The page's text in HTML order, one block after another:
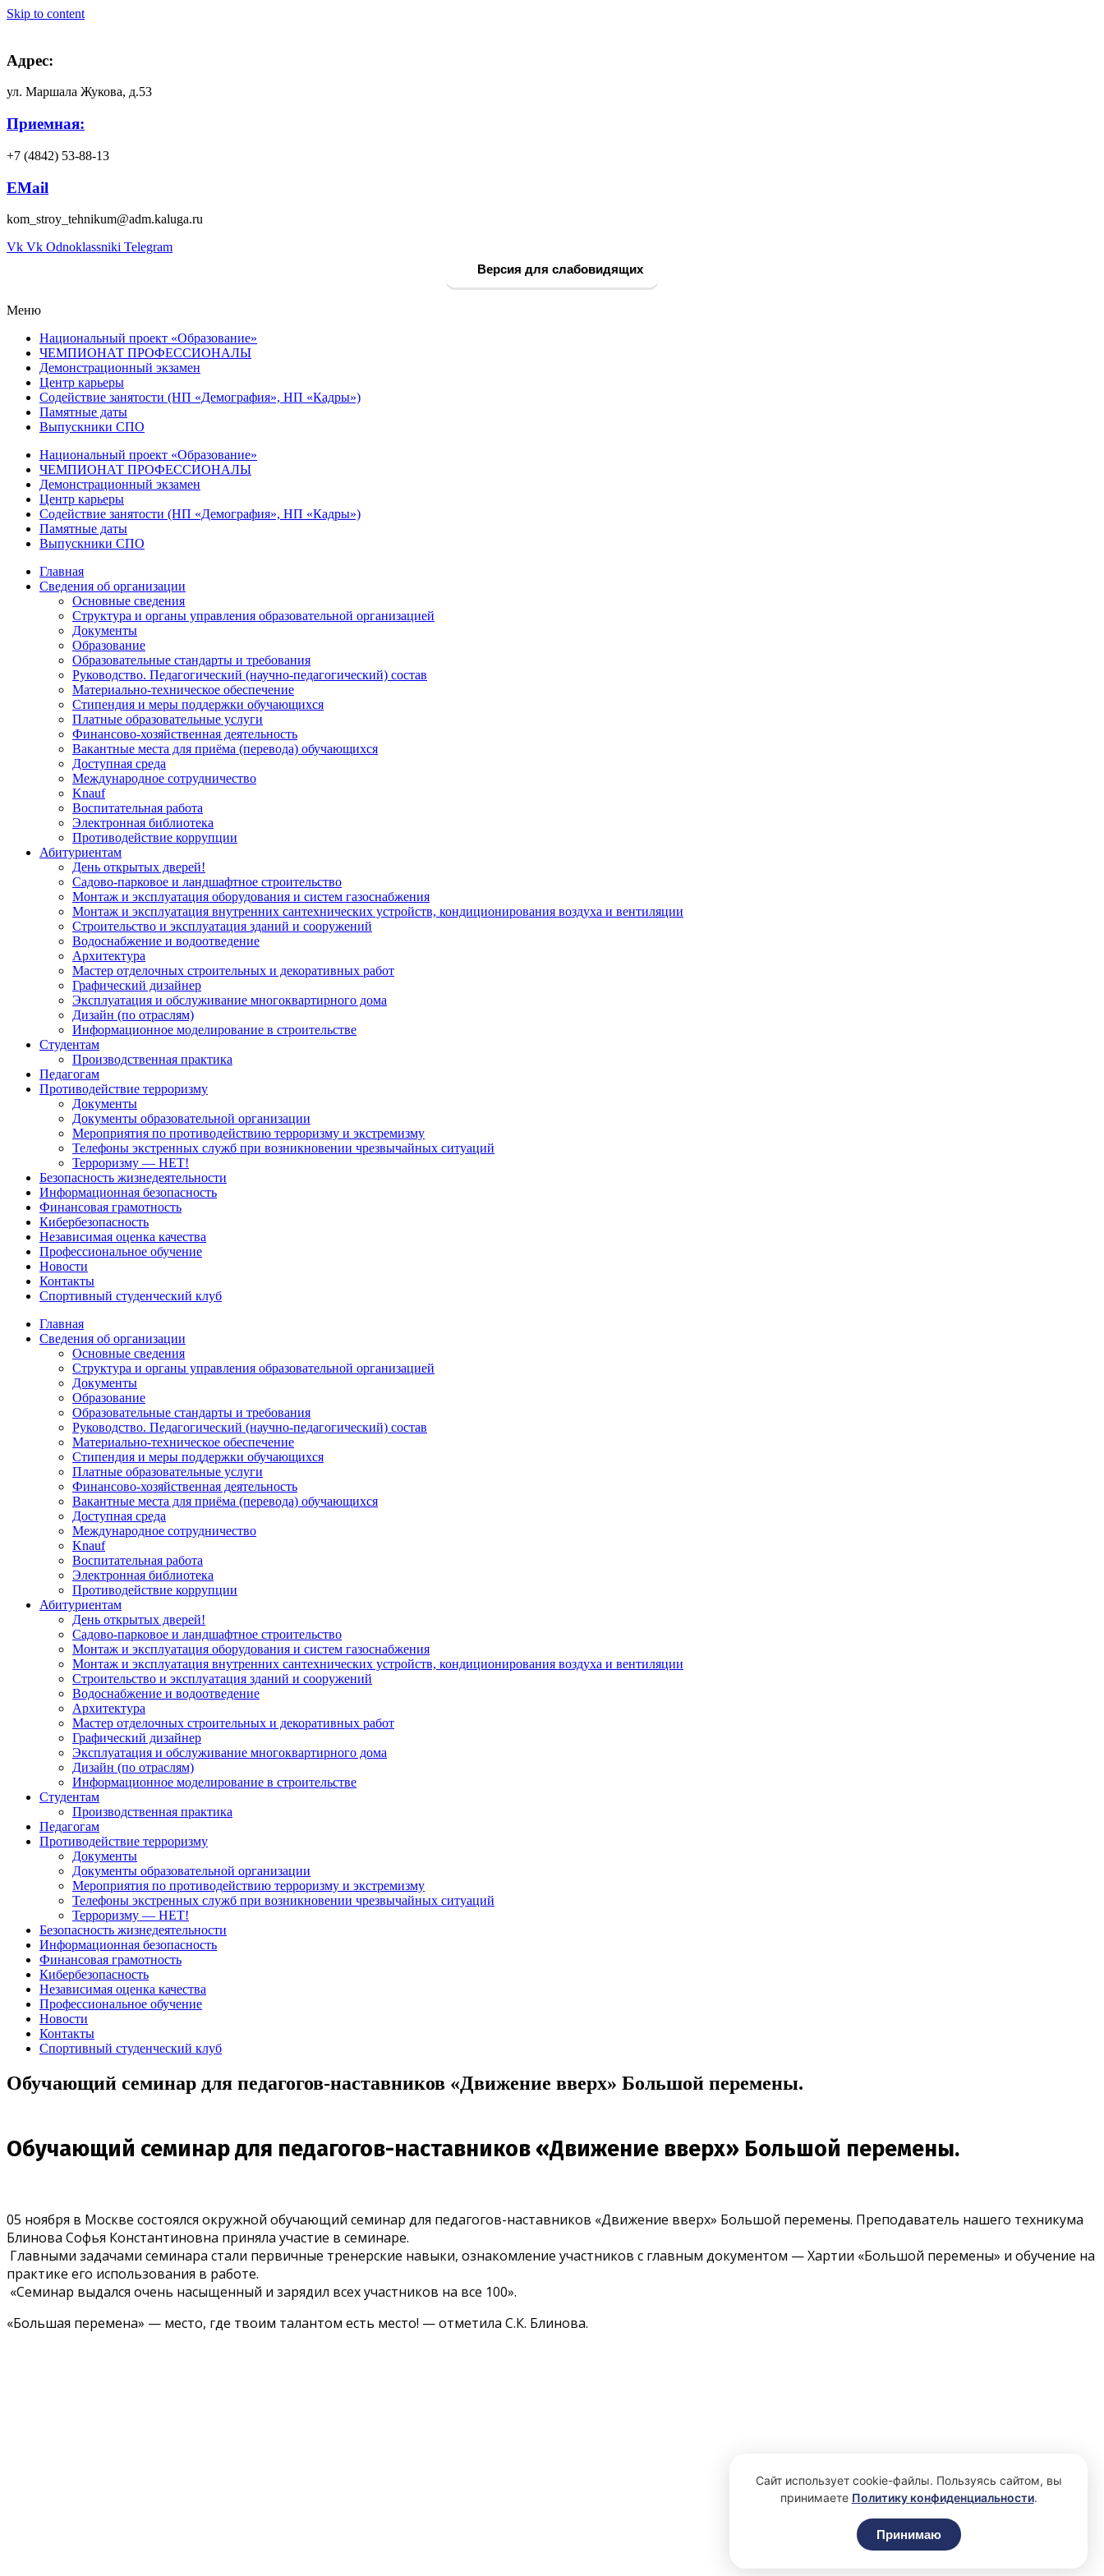
Skip to content
Адрес:
ул. Маршала Жукова, д.53
Приемная:
+7 (4842) 53-88-13
EMail
kom_stroy_tehnikum@adm.kaluga.ru
Vk Vk Odnoklassniki Telegram
Версия для слабовидящих
Меню
Национальный проект «Образование»
ЧЕМПИОНАТ ПРОФЕССИОНАЛЫ
Демонстрационный экзамен
Центр карьеры
Содействие занятости (НП «Демография», НП «Кадры»)
Памятные даты
Выпускники СПО
Национальный проект «Образование»
ЧЕМПИОНАТ ПРОФЕССИОНАЛЫ
Демонстрационный экзамен
Центр карьеры
Содействие занятости (НП «Демография», НП «Кадры»)
Памятные даты
Выпускники СПО
Главная
Сведения об организации
Основные сведения
Структура и органы управления образовательной организацией
Документы
Образование
Образовательные стандарты и требования
Руководство. Педагогический (научно-педагогический) состав
Материально-техническое обеспечение
Стипендия и меры поддержки обучающихся
Платные образовательные услуги
Финансово-хозяйственная деятельность
Вакантные места для приёма (перевода) обучающихся
Доступная среда
Международное сотрудничество
Knauf
Воспитательная работа
Электронная библиотека
Противодействие коррупции
Абитуриентам
День открытых дверей!
Садово-парковое и ландшафтное строительство
Монтаж и эксплуатация оборудования и систем газоснабжения
Монтаж и эксплуатация внутренних сантехнических устройств, кондиционирования воздуха и вентиляции
Строительство и эксплуатация зданий и сооружений
Водоснабжение и водоотведение
Архитектура
Мастер отделочных строительных и декоративных работ
Графический дизайнер
Эксплуатация и обслуживание многоквартирного дома
Дизайн (по отраслям)
Информационное моделирование в строительстве
Студентам
Производственная практика
Педагогам
Противодействие терроризму
Документы
Документы образовательной организации
Мероприятия по противодействию терроризму и экстремизму
Телефоны экстренных служб при возникновении чрезвычайных ситуаций
Терроризму — НЕТ!
Безопасность жизнедеятельности
Информационная безопасность
Финансовая грамотность
Кибербезопасность
Независимая оценка качества
Профессиональное обучение
Новости
Контакты
Спортивный студенческий клуб
Главная
Сведения об организации
Основные сведения
Структура и органы управления образовательной организацией
Документы
Образование
Образовательные стандарты и требования
Руководство. Педагогический (научно-педагогический) состав
Материально-техническое обеспечение
Стипендия и меры поддержки обучающихся
Платные образовательные услуги
Финансово-хозяйственная деятельность
Вакантные места для приёма (перевода) обучающихся
Доступная среда
Международное сотрудничество
Knauf
Воспитательная работа
Электронная библиотека
Противодействие коррупции
Абитуриентам
День открытых дверей!
Садово-парковое и ландшафтное строительство
Монтаж и эксплуатация оборудования и систем газоснабжения
Монтаж и эксплуатация внутренних сантехнических устройств, кондиционирования воздуха и вентиляции
Строительство и эксплуатация зданий и сооружений
Водоснабжение и водоотведение
Архитектура
Мастер отделочных строительных и декоративных работ
Графический дизайнер
Эксплуатация и обслуживание многоквартирного дома
Дизайн (по отраслям)
Информационное моделирование в строительстве
Студентам
Производственная практика
Педагогам
Противодействие терроризму
Документы
Документы образовательной организации
Мероприятия по противодействию терроризму и экстремизму
Телефоны экстренных служб при возникновении чрезвычайных ситуаций
Терроризму — НЕТ!
Безопасность жизнедеятельности
Информационная безопасность
Финансовая грамотность
Кибербезопасность
Независимая оценка качества
Профессиональное обучение
Новости
Контакты
Спортивный студенческий клуб
Обучающий семинар для педагогов-наставников «Движение вверх» Большой перемены.
Обучающий семинар для педагогов-наставников «Движение вверх» Большой перемены.
05 ноября в Москве состоялся окружной обучающий семинар для педагогов-наставников «Движение вверх» Большой перемены. Преподаватель нашего техникума
Блинова Софья Константиновна приняла участие в семинаре.
Главными задачами семинара стали первичные тренерские навыки, ознакомление участников с главным документом — Хартии «Большой перемены» и обучение на
практике его использования в работе.
«Семинар выдался очень насыщенный и зарядил всех участников на все 100».
«Большая перемена» — место, где твоим талантом есть место! — отметила С.К. Блинова.
Сайт использует cookie-файлы. Пользуясь сайтом, вы
принимаете Политику конфиденциальности.
Принимаю